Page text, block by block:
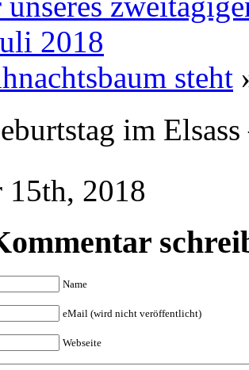
2018
steht
im
15th, 2018
Name
eMail (wird nicht veröffentlicht)
Webseite